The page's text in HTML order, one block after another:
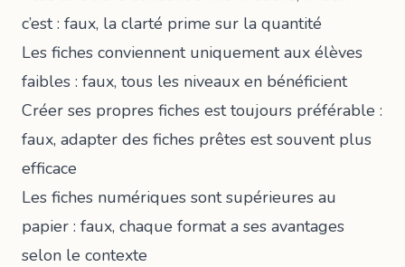
c’est : faux, la clarté prime sur la quantité
Les fiches conviennent uniquement aux élèves
faibles : faux, tous les niveaux en bénéficient
Créer ses propres fiches est toujours préférable :
faux, adapter des fiches prêtes est souvent plus
efficace
Les fiches numériques sont supérieures au
papier : faux, chaque format a ses avantages
selon le contexte